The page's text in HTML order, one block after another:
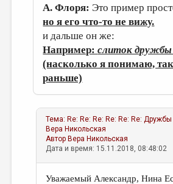
А. Флоря: Это пример
но я его что-то не вижу.
и дальше он же:
Например:слиток
(насколько я понимаю,
раньше)
Тема:Re: Re: Re: Re: Re: Re:
Вера Никольская
АвторВера Никольская
Дата и время: 15.11.2018, 08:48:02
Уважаемый Александр, Нина